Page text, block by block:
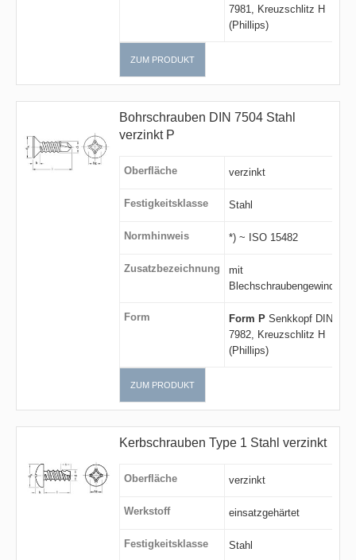
7981, Kreuzschlitz H
(Phillips)
ZUM PRODUKT
Bohrschrauben DIN 7504 Stahl
verzinkt P
Oberfläche verzinkt
Festigkeitsklasse Stahl
Normhinweis *) ~ ISO 15482
Zusatzbezeichnung
mit
Blechschraubengewinde
Form Form PSenkkopf DIN
7982, Kreuzschlitz H
(Phillips)
ZUM PRODUKT
Kerbschrauben Type 1 Stahl verzinkt
Oberfläche verzinkt
Werkstoff einsatzgehärtet
Festigkeitsklasse Stahl